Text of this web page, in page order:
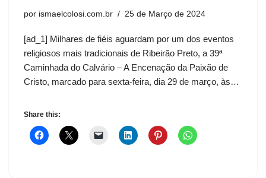
por ismaelcolosi.com.br 25 de Março de 2024
[ad_1] Milhares de fiéis aguardam por um dos eventos
religiosos mais tradicionais de Ribeirão Preto, a 39ª
Caminhada do Calvário – A Encenação da Paixão de
Cristo, marcado para sexta-feira, dia 29 de março, às…
Share this: